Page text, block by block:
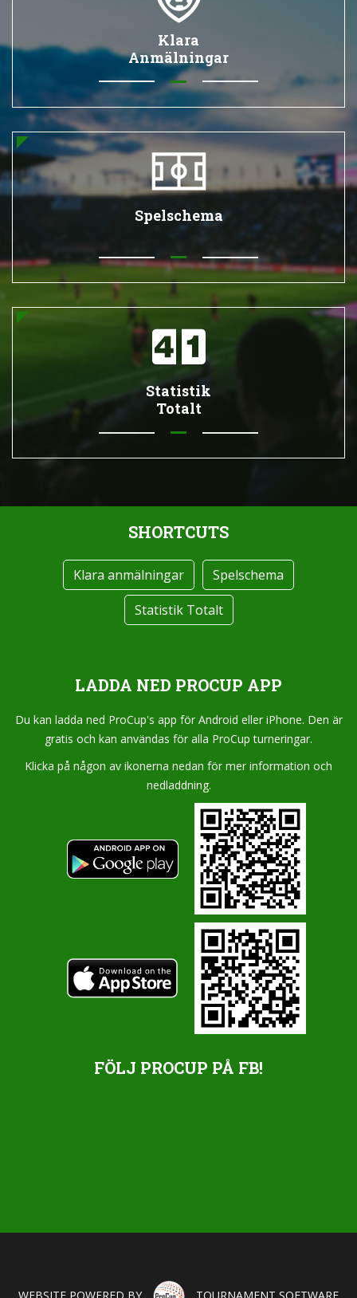
Klara
Anmälningar
Spelschema
Statistik
Totalt
SHORTCUTS
Klara anmälningar
Spelschema
Statistik Totalt
LADDA NED PROCUP APP
Du kan ladda ned ProCup's app för Android eller iPhone. Den är
gratis och kan användas för alla ProCup turneringar.
Klicka på någon av ikonerna nedan för mer information och
nedladdning.
FÖLJ PROCUP PÅ FB!